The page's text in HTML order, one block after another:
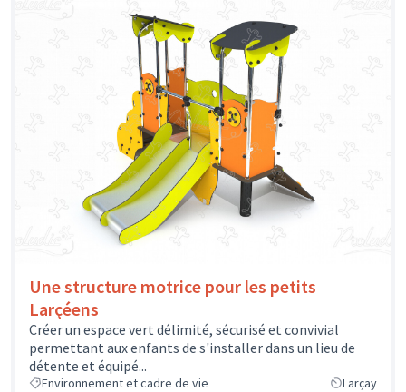
Une structure motrice pour les petits
Larçéens
Créer un espace vert délimité, sécurisé et convivial
permettant aux enfants de s'installer dans un lieu de
détente et équipé...
Environnement et cadre de vie Larçay